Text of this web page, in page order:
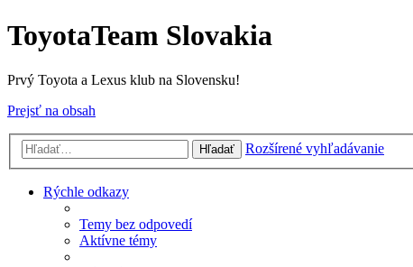
ToyotaTeam Slovakia
Prvý Toyota a Lexus klub na Slovensku!
Prejsť na obsah
Hľadať Rozšírené vyhľadávanie
Rýchle odkazy
Temy bez odpovedí
Aktívne témy